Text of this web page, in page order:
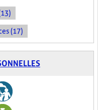
(17)